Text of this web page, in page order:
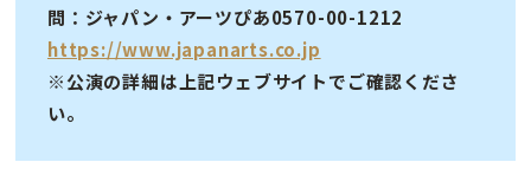
問：ジャパン・アーツぴあ0570-00-1212
https://www.japanarts.co.jp
※公演の詳細は上記ウェブサイトでご確認くださ
い。